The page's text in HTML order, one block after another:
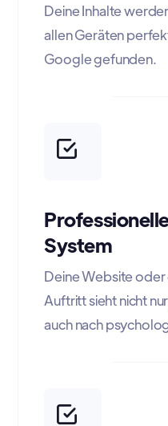
Deine Inhalte
allen Geräten
Google gefunden.
System
Deine Website oder
Auftritt sieht nicht
auch nach